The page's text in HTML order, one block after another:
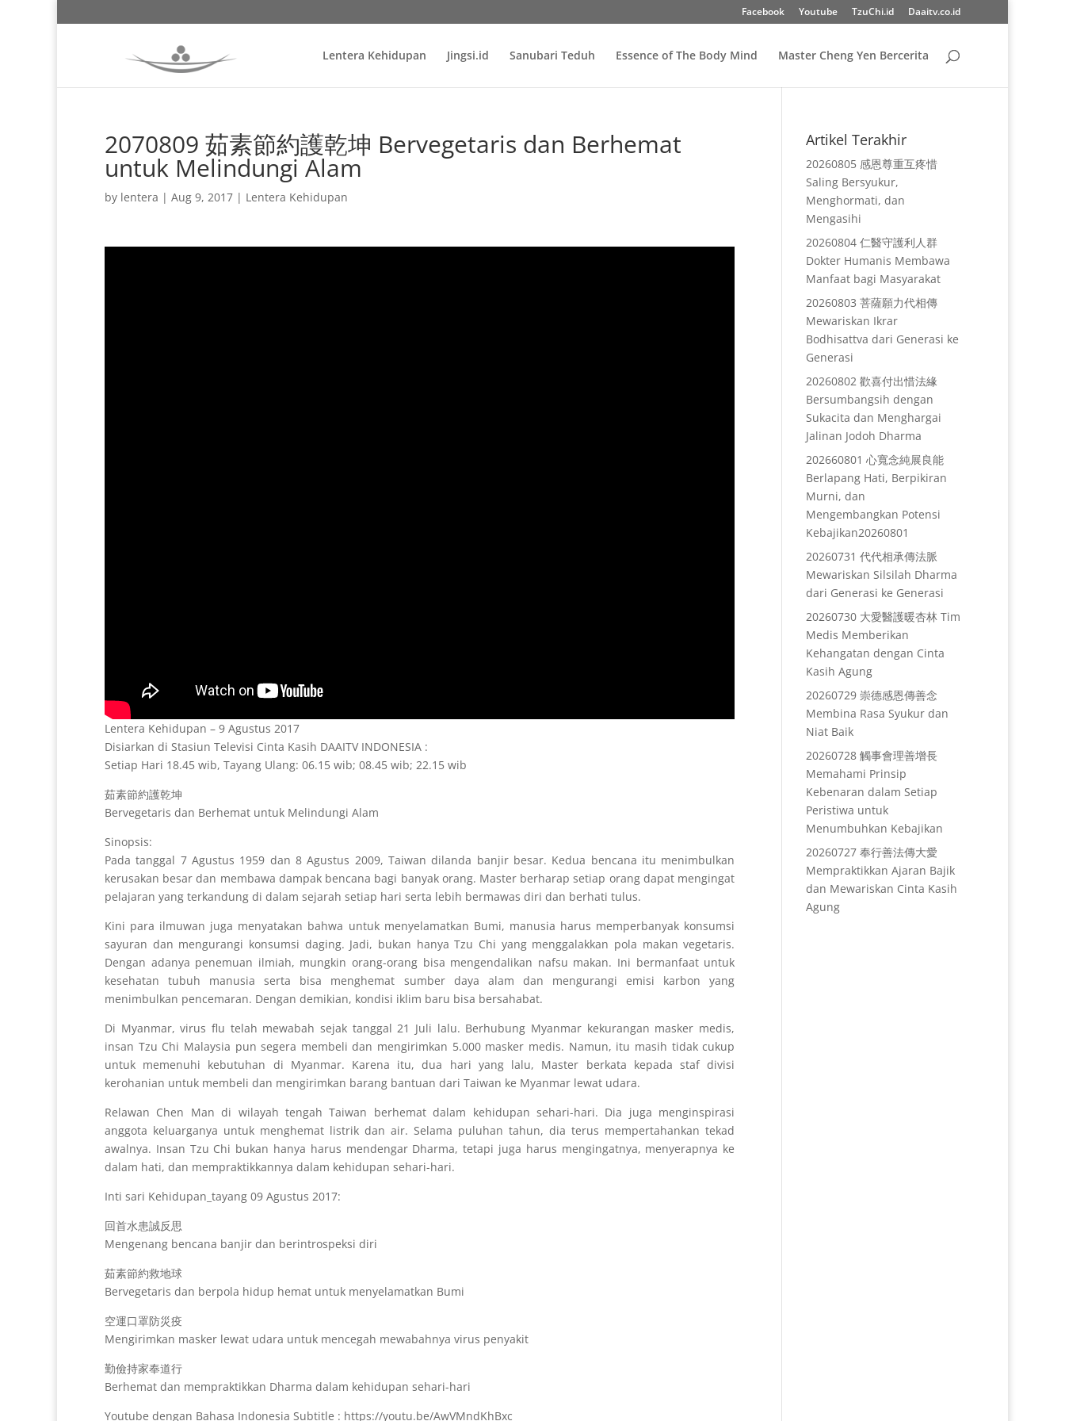
Facebook Youtube TzuChi.id Daaitv.co.id
Lentera Kehidupan Jingsi.id Sanubari Teduh Essence of The Body Mind Master Cheng Yen Bercerita
2070809 茹素節約護乾坤 Bervegetaris dan Berhemat
untuk Melindungi Alam
by lentera | Aug 9, 2017 | Lentera Kehidupan
Lentera Kehidupan – 9 Agustus 2017
Disiarkan di Stasiun Televisi Cinta Kasih DAAITV INDONESIA :
Setiap Hari 18.45 wib, Tayang Ulang: 06.15 wib; 08.45 wib; 22.15 wib
茹素節約護乾坤
Bervegetaris dan Berhemat untuk Melindungi Alam
Sinopsis:
Pada tanggal 7 Agustus 1959 dan 8 Agustus 2009, Taiwan dilanda banjir besar. Kedua bencana itu menimbulkan
kerusakan besar dan membawa dampak bencana bagi banyak orang. Master berharap setiap orang dapat mengingat
pelajaran yang terkandung di dalam sejarah setiap hari serta lebih bermawas diri dan berhati tulus.
Kini para ilmuwan juga menyatakan bahwa untuk menyelamatkan Bumi, manusia harus memperbanyak konsumsi
sayuran dan mengurangi konsumsi daging. Jadi, bukan hanya Tzu Chi yang menggalakkan pola makan vegetaris.
Dengan adanya penemuan ilmiah, mungkin orang-orang bisa mengendalikan nafsu makan. Ini bermanfaat untuk
kesehatan tubuh manusia serta bisa menghemat sumber daya alam dan mengurangi emisi karbon yang
menimbulkan pencemaran. Dengan demikian, kondisi iklim baru bisa bersahabat.
Di Myanmar, virus flu telah mewabah sejak tanggal 21 Juli lalu. Berhubung Myanmar kekurangan masker medis,
insan Tzu Chi Malaysia pun segera membeli dan mengirimkan 5.000 masker medis. Namun, itu masih tidak cukup
untuk memenuhi kebutuhan di Myanmar. Karena itu, dua hari yang lalu, Master berkata kepada staf divisi
kerohanian untuk membeli dan mengirimkan barang bantuan dari Taiwan ke Myanmar lewat udara.
Relawan Chen Man di wilayah tengah Taiwan berhemat dalam kehidupan sehari-hari. Dia juga menginspirasi
anggota keluarganya untuk menghemat listrik dan air. Selama puluhan tahun, dia terus mempertahankan tekad
awalnya. Insan Tzu Chi bukan hanya harus mendengar Dharma, tetapi juga harus mengingatnya, menyerapnya ke
dalam hati, dan mempraktikkannya dalam kehidupan sehari-hari.
Inti sari Kehidupan_tayang 09 Agustus 2017:
回首水患誠反思
Mengenang bencana banjir dan berintrospeksi diri
茹素節約救地球
Bervegetaris dan berpola hidup hemat untuk menyelamatkan Bumi
空運口罩防災疫
Mengirimkan masker lewat udara untuk mencegah mewabahnya virus penyakit
勤儉持家奉道行
Berhemat dan mempraktikkan Dharma dalam kehidupan sehari-hari
Youtube dengan Bahasa Indonesia Subtitle : https://youtu.be/AwVMndKhBxc
Artikel Terakhir
20260805 感恩尊重互疼惜
Saling Bersyukur,
Menghormati, dan
Mengasihi
20260804 仁醫守護利人群
Dokter Humanis Membawa
Manfaat bagi Masyarakat
20260803 菩薩願力代相傳
Mewariskan Ikrar
Bodhisattva dari Generasi ke
Generasi
20260802 歡喜付出惜法緣
Bersumbangsih dengan
Sukacita dan Menghargai
Jalinan Jodoh Dharma
202660801 心寬念純展良能
Berlapang Hati, Berpikiran
Murni, dan
Mengembangkan Potensi
Kebajikan20260801
20260731 代代相承傳法脈
Mewariskan Silsilah Dharma
dari Generasi ke Generasi
20260730 大愛醫護暖杏林 Tim
Medis Memberikan
Kehangatan dengan Cinta
Kasih Agung
20260729 崇德感恩傳善念
Membina Rasa Syukur dan
Niat Baik
20260728 觸事會理善增長
Memahami Prinsip
Kebenaran dalam Setiap
Peristiwa untuk
Menumbuhkan Kebajikan
20260727 奉行善法傳大愛
Mempraktikkan Ajaran Bajik
dan Mewariskan Cinta Kasih
Agung